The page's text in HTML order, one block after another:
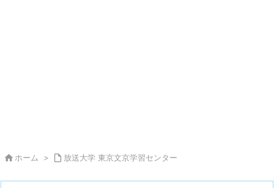
 ホーム >  放送大学 東京文京学習センター